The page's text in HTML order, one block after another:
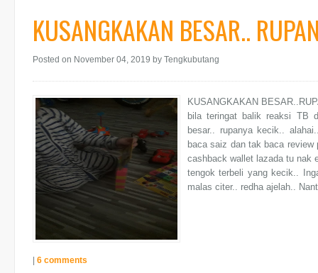
KUSANGKAKAN BESAR..
Posted on November 04, 2019 by Tengkubutang
KUSANGKAKAN
bila teringat balik reaksi TB
besar.. rupanya kecik..
baca saiz dan tak baca
cashback wallet lazada tu nak
tengok terbeli yang kecik..
malas citer.. redha ajelah..
6 comments